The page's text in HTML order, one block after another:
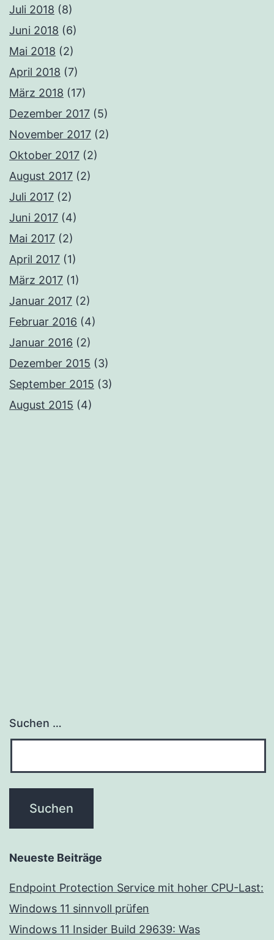
Juli 2018 (8)
Juni 2018 (6)
Mai 2018 (2)
April 2018 (7)
März 2018 (17)
Dezember 2017 (5)
November 2017 (2)
Oktober 2017 (2)
August 2017 (2)
Juli 2017 (2)
Juni 2017 (4)
Mai 2017 (2)
April 2017 (1)
März 2017 (1)
Januar 2017 (2)
Februar 2016 (4)
Januar 2016 (2)
Dezember 2015 (3)
September 2015 (3)
August 2015 (4)
Suchen …
Neueste Beiträge
Endpoint Protection Service mit hoher CPU-Last:
Windows 11 sinnvoll prüfen
Windows 11 Insider Build 29639: Was